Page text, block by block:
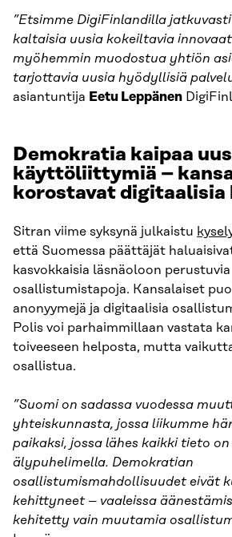
”Etsimme DigiFinlandilla
kaltaisia uusia kokeiltavia
myöhemmin muodostua yhtiön
tarjottavia uusia hyödyllisiä
asiantuntija Eetu Leppänen
Demokratia kaipaa
käyttöliittymiä –
korostavat digitaalisia
Sitran viime syksynä julkaistu
että Suomessa päättäjät
kasvokkaisia läsnäoloon perustuvia
osallistumistapoja. Kansalaiset
anonyymejä ja digitaalisia
Polis voi parhaimmillaan vastata
toiveeseen helposta, mutta
osallistua.
”Suomi on sadassa vuodessa
yhteiskunnasta, jossa liikumme
paikaksi, jossa lähes kaikki tieto
älypuhelimella. Demokratian
osallistumismahdollisuudet eivät
kehittyneet – vaaleissa
kehitetty vain muutamia